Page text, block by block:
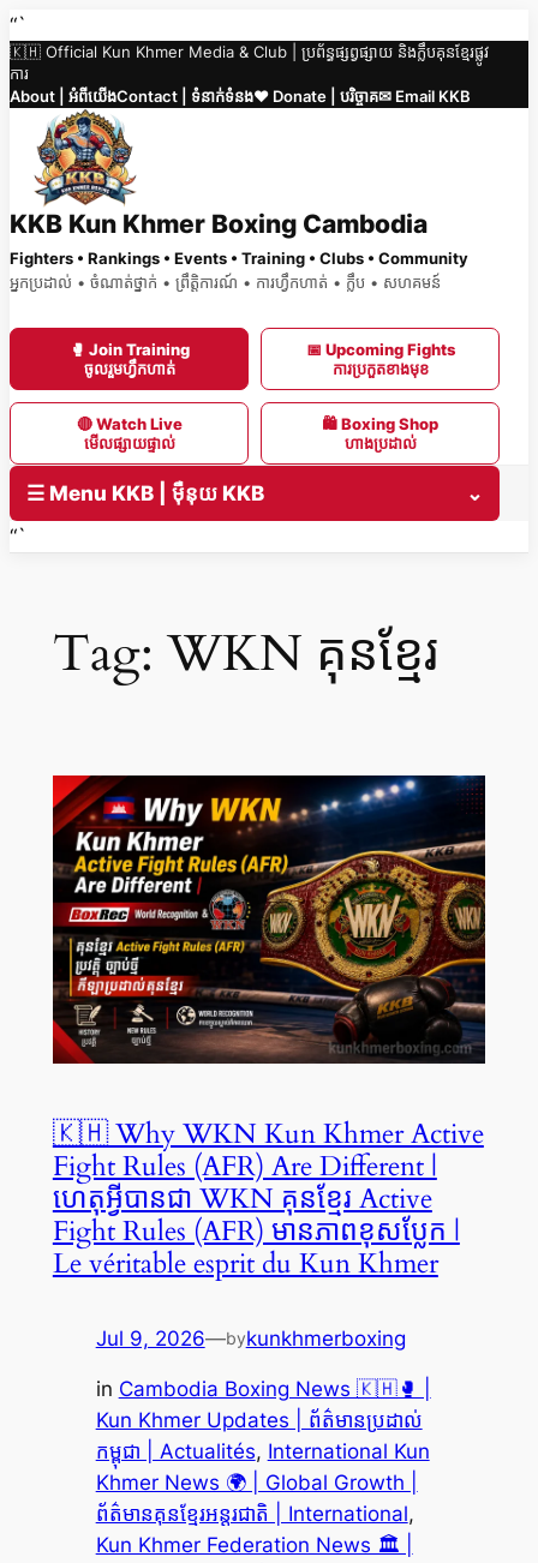
Skip
to
content
“`
🇰🇭 Official Kun Khmer Media & Club | ប្រព័ន្ធផ្សព្វផ្សាយ និងក្លឹបគុនខ្មែរផ្លូវ
ការ
About | អំពីយើងContact | ទំនាក់ទំនង❤️ Donate | បរិច្ចាគ✉ Email KKB
KKB Kun Khmer Boxing Cambodia
Fighters • Rankings • Events • Training • Clubs • Community
អ្នកប្រដាល់ • ចំណាត់ថ្នាក់ • ព្រឹត្តិការណ៍ • ការហ្វឹកហាត់ • ក្លឹប • សហគមន៍
🥊 Join Training
ចូលរួមហ្វឹកហាត់
📅 Upcoming Fights
ការប្រកួតខាងមុខ
🔴 Watch Live
មើលផ្សាយផ្ទាល់
🛍 Boxing Shop
ហាងប្រដាល់
☰ Menu KKB | ម៉ឺនុយ KKB
⌄
“`
Tag:WKN គុនខ្មែរ
🇰🇭 Why WKN Kun Khmer Active
Fight Rules (AFR) Are Different |
ហេតុអ្វីបានជា WKN គុនខ្មែរ Active
Fight Rules (AFR) មានភាពខុសប្លែក |
Le véritable esprit du Kun Khmer
Jul 9, 2026—bykunkhmerboxing
in Cambodia Boxing News 🇰🇭🥊 |
Kun Khmer Updates | ព័ត៌មានប្រដាល់
កម្ពុជា | Actualités, International Kun
Khmer News 🌍 | Global Growth |
ព័ត៌មានគុនខ្មែរអន្តរជាតិ | International
Kun Khmer Federation News 🏛️ |